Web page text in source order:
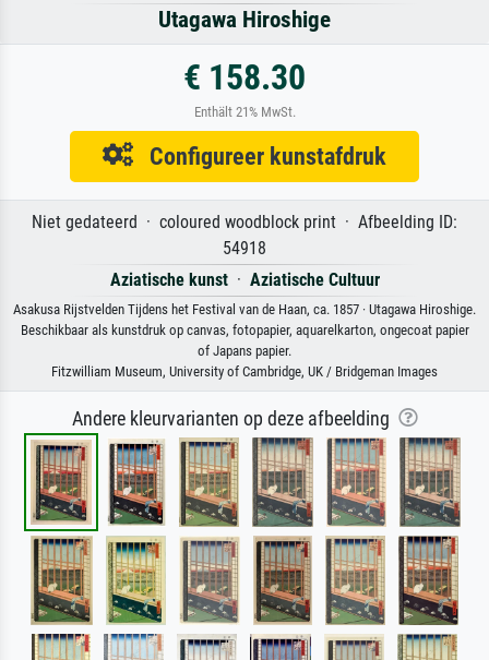
Utagawa Hiroshige
€ 158.30
Enthält 21% MwSt.
Configureer kunstafdruk
Niet gedateerd · coloured woodblock print · Afbeelding ID:
54918
Aziatische kunst· Aziatische Cultuur
Asakusa Rijstvelden Tijdens het Festival van de Haan, ca. 1857 · Utagawa Hiroshige.
Beschikbaar als kunstdruk op canvas, fotopapier, aquarelkarton, ongecoat papier
of Japans papier.
Fitzwilliam Museum, University of Cambridge, UK / Bridgeman Images
Andere kleurvarianten op deze afbeelding